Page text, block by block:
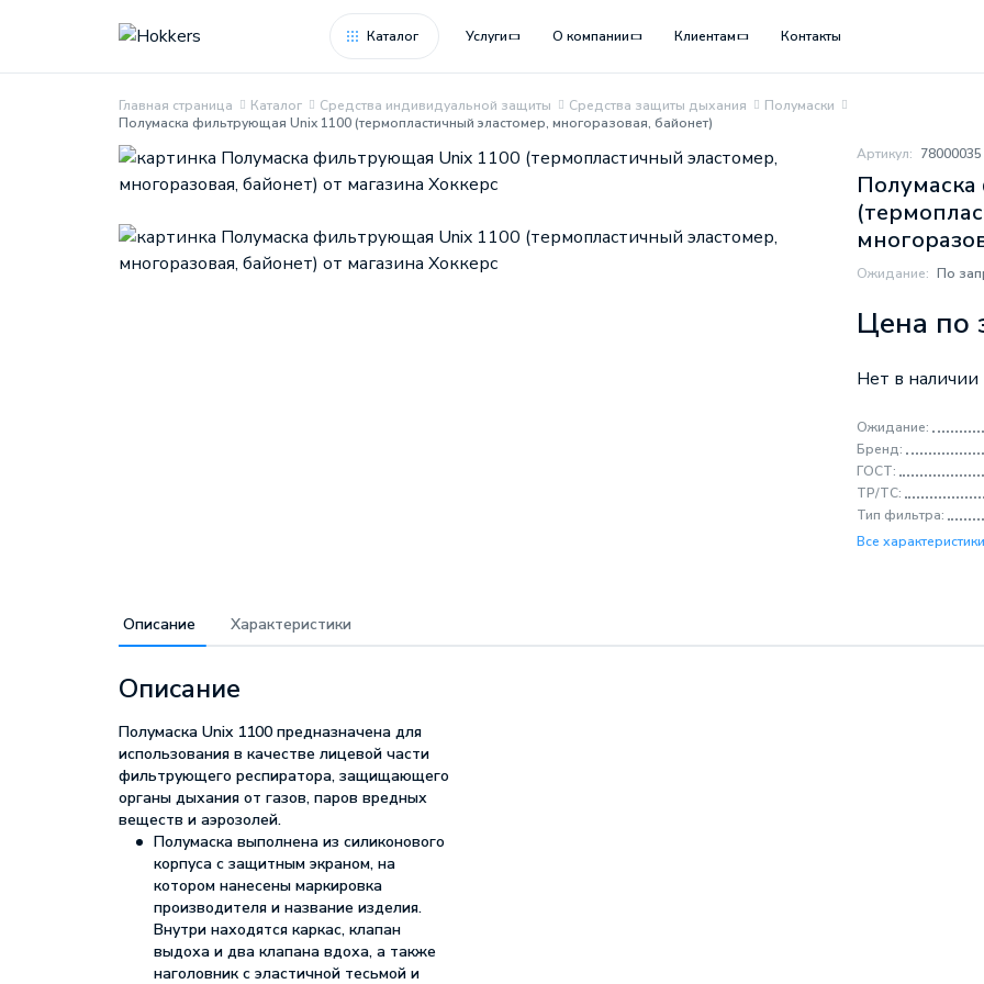
Каталог Услуги О компании Клиентам Контакты
Главная страница Каталог Средства индивидуальной защиты Средства защиты дыхания
Полумаски
Полумаска фильтрующая Unix 1100 (термопластичный эластомер, многоразовая, байонет)
Артикул: 78000035
Ожидание: По
Цена по
Нет в наличии
Ожидание:
Бренд:
ГОСТ:
ТР/ТС:
Тип фильтра:
Все характеристики
Описание Характеристики
Описание
Полумаска Unix 1100 предназначена для
использования в качестве лицевой части
фильтрующего респиратора, защищающего
органы дыхания от газов, паров вредных
веществ и аэрозолей.
Полумаска выполнена из силиконового
корпуса с защитным экраном, на
котором нанесены маркировка
производителя и название изделия.
Внутри находятся каркас, клапан
выдоха и два клапана вдоха, а также
наголовник с эластичной тесьмой и